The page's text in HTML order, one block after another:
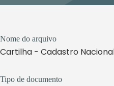
Nome do arquivo
Cartilha - Cadastro
Tipo de documento